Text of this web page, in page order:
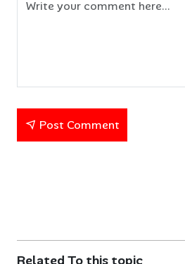
Post Comment
Related To this topic